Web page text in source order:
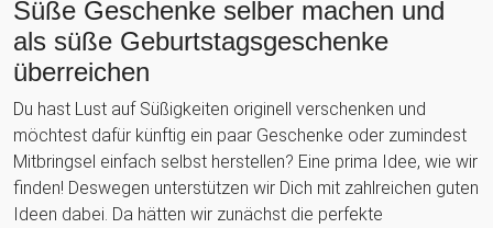
Süße Geschenke selber machen und
als süße Geburtstagsgeschenke
überreichen
Du hast Lust auf Süßigkeiten originell verschenken und
möchtest dafür künftig ein paar Geschenke oder zumindest
Mitbringsel einfach selbst herstellen? Eine prima Idee, wie wir
finden! Deswegen unterstützen wir Dich mit zahlreichen guten
Ideen dabei. Da hätten wir zunächst die perfekte